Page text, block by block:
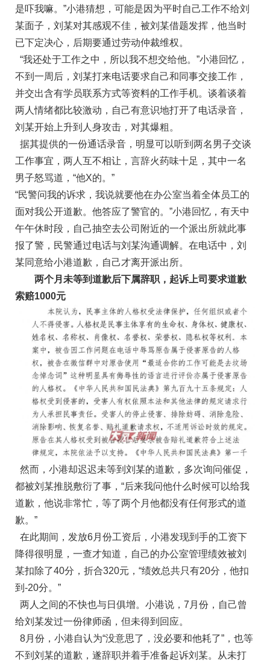
是吓我嘛。”小港猜想，可能是因为平时自己工作不给刘
某面子，刘某对其感观不佳，被刘某借题发挥，他当时
已下定决心，后期要通过劳动仲裁维权。
“我还处于工作之中，所以我不想交给他。”小港回忆，
不到一周后，刘某打来电话要求自己和同事交接工作，
并交出含有学员联系方式等资料的工作手机。谈着谈着
两人情绪都比较激动，自己有意识地打开了电话录音，
刘某开始上升到人身攻击，对其爆粗。
据其提供的一份通话录音，明显可以听到两名男子交谈
工作事宜，两人互不相让，言辞火药味十足，其中一名
男子怒骂道，“他X的。”
“民警问我的诉求，我说就要他在办公室当着全体员工的
面对我公开道歉。他答应了警官的。”小港回忆，有天中
午午休时段，自己抽空去公司附近的一个派出所就此事
报了警，民警通过电话与刘某沟通调解。在电话中，刘
某同意给小港道歉，自己才离开派出所。
两个月未等到道歉后下属辞职，起诉上司要求道歉
索赔1000元
然而，小港却迟迟未等到刘某的道歉，多次询问催促，
都被刘某推脱敷衍了事，“后来我问他什么时候可以给我
道歉，他说非常忙，等了两个月他都没有任何形式的道
歉。”
在此期间，发放6月份工资后，小港发现到手的工资下
降得很明显，一查才知道，自己的办公室管理绩效被刘
某扣除了40分，折合320元，“绩效总共只有20分，他扣
到-20分。”
两人之间的不快也与日俱增。小港说，7月份，自己曾
给刘某发过一份律师函，但未得到回应。
8月份，小港自认为“没意思了，没必要和他耗了”，也等
不到刘某的道歉，遂辞职并着手准备起诉刘某。从未打